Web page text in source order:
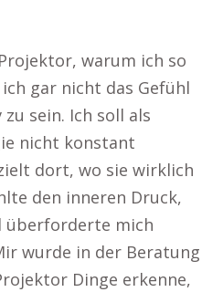
warum ich so
gar nicht das Gefühl
sein. Ich soll als
nicht konstant
dort, wo sie wirklich
den inneren Druck,
überforderte mich
wurde in der Beratung
Dinge erkenne,